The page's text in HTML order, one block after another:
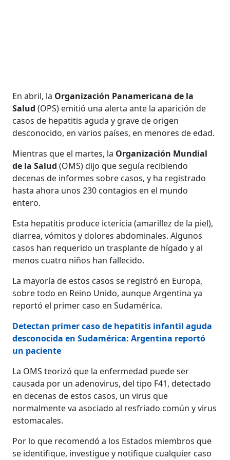
En abril, la Organización Panamericana de la
Salud (OPS) emitió una alerta ante la aparición de
casos de hepatitis aguda y grave de origen
desconocido, en varios países, en menores de edad.
Mientras que el martes, la Organización Mundial
de la Salud (OMS) dijo que seguía recibiendo
decenas de informes sobre casos, y ha registrado
hasta ahora unos 230 contagios en el mundo
entero.
Esta hepatitis produce ictericia (amarillez de la piel),
diarrea, vómitos y dolores abdominales. Algunos
casos han requerido un trasplante de hígado y al
menos cuatro niños han fallecido.
La mayoría de estos casos se registró en Europa,
sobre todo en Reino Unido, aunque Argentina ya
reportó el primer caso en Sudamérica.
Detectan primer caso de hepatitis infantil aguda
desconocida en Sudamérica: Argentina reportó
un paciente
La OMS teorizó que la enfermedad puede ser
causada por un adenovirus, del tipo F41, detectado
en decenas de estos casos, un virus que
normalmente va asociado al resfriado común y virus
estomacales.
Por lo que recomendó a los Estados miembros que
se identifique, investigue y notifique cualquier caso